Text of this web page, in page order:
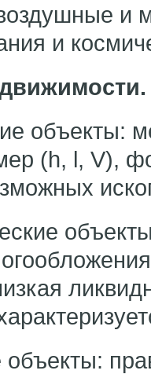
и
и
объекты:
(h, l, V),
объекты: